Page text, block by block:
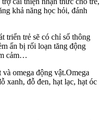
khả năng học hỏi, đánh
triển trẻ sẽ có chỉ số thông
ẩn bị rối loạn tăng động
cảm…
omega động vật.Omega
xanh, đỗ đen, hạt lạc, hạt óc